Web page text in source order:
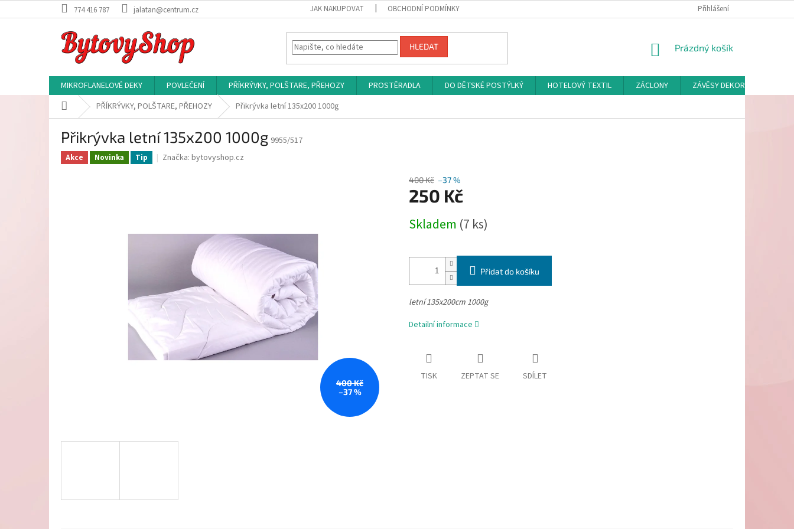
na
774 416 787 jalatan@centrum.cz JAK NAKUPOVAT OBCHODNÍ PODMÍNKY Přihlášení
HLEDAT
NÁKUPNÍ
Prázdný košík
MIKROFLANELOVÉ DEKY POVLEČENÍ PŘÍKRÝVKY, POLŠTARE, PŘEHOZY PROSTĚRADLA DO DĚTSKÉ POSTÝLKÝ HOTELOVÝ TEXTIL ZÁCLONY
ZÁVĚSY DEKORAČNÍ A
Domů PŘÍKRÝVKY, POLŠTARE, PŘEHOZY Přikrývka letní 135x200 1000g
Přikrývka letní 135x200 1000g 9955/517
Akce Novinka Tip Značka: bytovyshop.cz
400 Kč
–37 %
400 Kč –37 %
250 Kč
cena:
Skladem (7 ks)
Přidat do košíku
letní 135x200cm 1000g
Detailní informace
TISK ZEPTAT SE SDÍLET